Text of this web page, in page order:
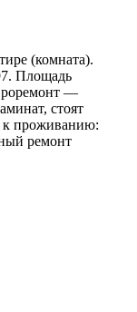
(комната).
Площадь
—
стоят
к проживанию:
ремонт